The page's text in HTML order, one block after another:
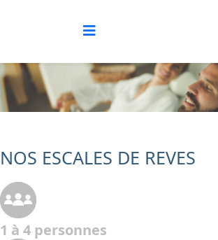
NOS ESCALES DE REVES
1 à 4 personnes